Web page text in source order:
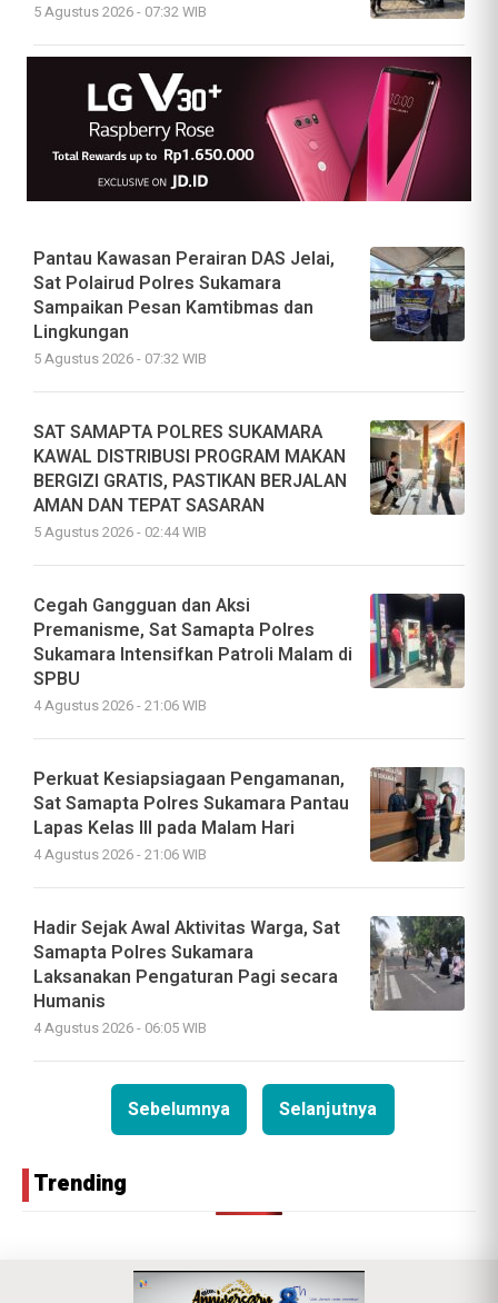
5 Agustus 2026 - 07:32 WIB
Pantau Kawasan Perairan DAS Jelai,
Sat Polairud Polres Sukamara
Sampaikan Pesan Kamtibmas dan
Lingkungan
5 Agustus 2026 - 07:32 WIB
SAT SAMAPTA POLRES SUKAMARA
KAWAL DISTRIBUSI PROGRAM MAKAN
BERGIZI GRATIS, PASTIKAN BERJALAN
AMAN DAN TEPAT SASARAN
5 Agustus 2026 - 02:44 WIB
Cegah Gangguan dan Aksi
Premanisme, Sat Samapta Polres
Sukamara Intensifkan Patroli Malam di
SPBU
4 Agustus 2026 - 21:06 WIB
Perkuat Kesiapsiagaan Pengamanan,
Sat Samapta Polres Sukamara Pantau
Lapas Kelas III pada Malam Hari
4 Agustus 2026 - 21:06 WIB
Hadir Sejak Awal Aktivitas Warga, Sat
Samapta Polres Sukamara
Laksanakan Pengaturan Pagi secara
Humanis
4 Agustus 2026 - 06:05 WIB
Sebelumnya Selanjutnya
Trending